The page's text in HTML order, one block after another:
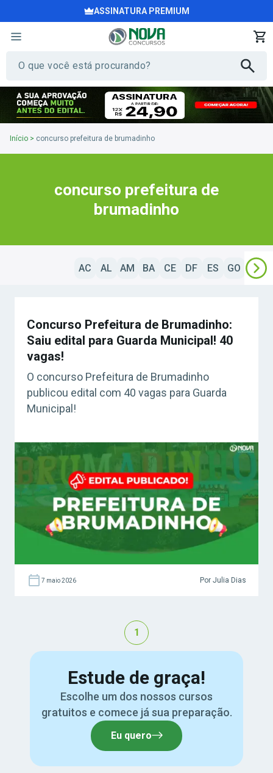
ASSINATURA PREMIUM
Início > concurso prefeitura de brumadinho
concurso prefeitura de
brumadinho
AC AL AM BA CE DF ES GO MA
Concurso Prefeitura de Brumadinho:
Saiu edital para Guarda Municipal! 40
vagas!
O concurso Prefeitura de Brumadinho
publicou edital com 40 vagas para Guarda
Municipal!
7 maio 2026 Por Julia Dias
1
Estude de graça!
Escolhe um dos nossos cursos
gratuitos e comece já sua preparação.
Eu quero